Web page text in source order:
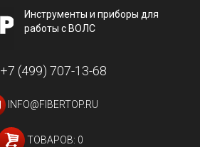
Инструменты и приборы для
работы с ВОЛС
+7 (499) 707-13-68
INFO@FIBERTOP.RU
ТОВАРОВ: 0